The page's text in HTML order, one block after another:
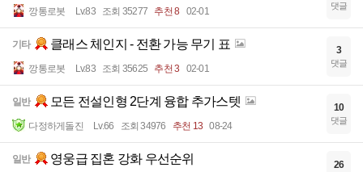
깡통로봇 Lv.83 조회 35277 추천 8 02-01 댓글
기타 클래스 체인지 - 전환 가능 무기 표
깡통로봇 Lv.83 조회 35625 추천 3 02-01
3
댓글
일반 모든 전설인형 2단계 융합 추가스텟
다정하게돌진 Lv.66 조회 34976 추천 13 08-24
10
댓글
일반 영웅급 집혼 강화 우선순위 26